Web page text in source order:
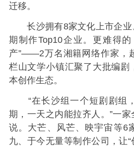
迁移。
长沙拥有8家文化上市企业
期制作Top10企业。更难得
产”——2万名湘籍网络作家，
栏山文学小镇汇聚了大批编剧
本创作生态。
“在长沙组一个短剧剧组
期，一天之内能拉齐人。”一
说。大芒、风芒、映宇宙等6
九、于今无量等制作公司，让